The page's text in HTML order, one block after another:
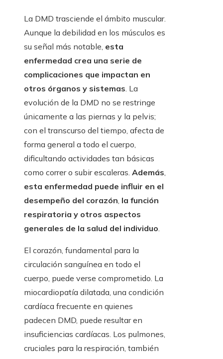
La DMD trasciende el ámbito muscular.
Aunque la debilidad en los músculos es
su señal más notable, esta
enfermedad crea una serie de
complicaciones que impactan en
otros órganos y sistemas. La
evolución de la DMD no se restringe
únicamente a las piernas y la pelvis;
con el transcurso del tiempo, afecta de
forma general a todo el cuerpo,
dificultando actividades tan básicas
como correr o subir escaleras. Además,
esta enfermedad puede influir en el
desempeño del corazón, la función
respiratoria y otros aspectos
generales de la salud del individuo.
El corazón, fundamental para la
circulación sanguínea en todo el
cuerpo, puede verse comprometido. La
miocardiopatía dilatada, una condición
cardíaca frecuente en quienes
padecen DMD, puede resultar en
insuficiencias cardíacas. Los pulmones,
cruciales para la respiración, también